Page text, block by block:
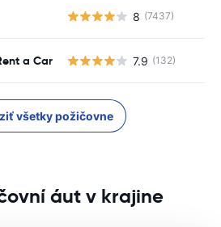
8 (7437)
a Car 7.9 (132)
všetky požičovne
áut v krajine